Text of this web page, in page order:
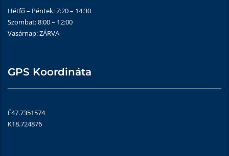
Hétfő – Péntek: 7:20 – 14:30
Szombat: 8:00 – 12:00
Vasárnap: ZÁRVA
GPS Koordináta
É47.7351574
K18.724876